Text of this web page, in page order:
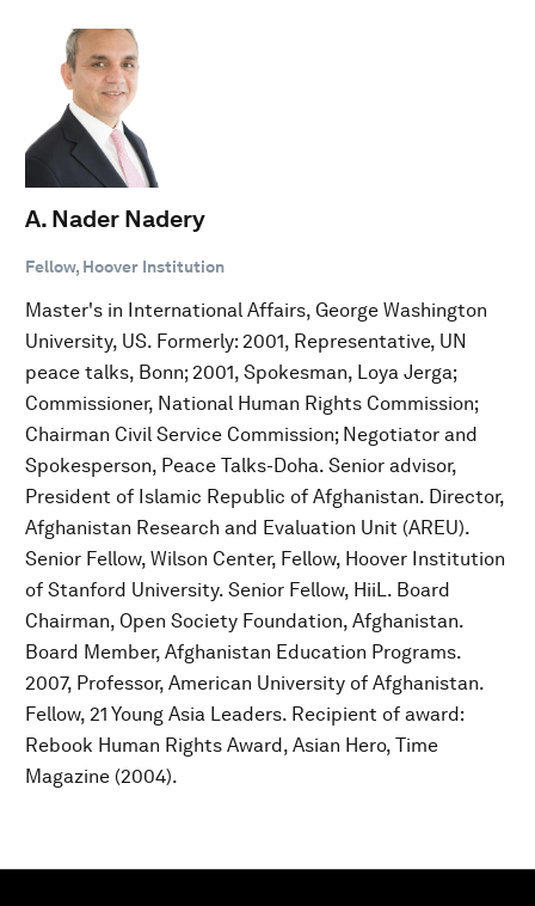
A. Nader Nadery
Fellow, Hoover Institution
Master's in International Affairs, George Washington
University, US. Formerly: 2001, Representative, UN
peace talks, Bonn; 2001, Spokesman, Loya Jerga;
Commissioner, National Human Rights Commission;
Chairman Civil Service Commission; Negotiator and
Spokesperson, Peace Talks-Doha. Senior advisor,
President of Islamic Republic of Afghanistan. Director,
Afghanistan Research and Evaluation Unit (AREU).
Senior Fellow, Wilson Center, Fellow, Hoover Institution
of Stanford University. Senior Fellow, HiiL. Board
Chairman, Open Society Foundation, Afghanistan.
Board Member, Afghanistan Education Programs.
2007, Professor, American University of Afghanistan.
Fellow, 21 Young Asia Leaders. Recipient of award:
Rebook Human Rights Award, Asian Hero, Time
Magazine (2004).